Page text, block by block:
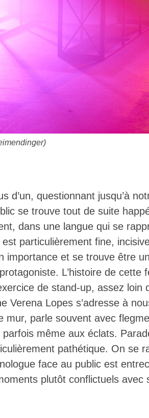
d’un, questionnant jusqu’à
se trouve tout de suite
dans une langue qui se
particulièrement fine,
importance et se trouve être
L’histoire de cette
de stand-up, assez loin
Verena Lopes s’adresse à
mur, parle souvent avec
même aux éclats.
pathétique. On se
face au public est
plutôt conflictuels avec